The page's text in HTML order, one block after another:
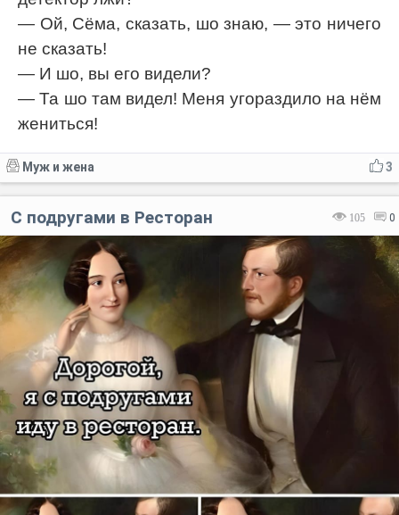
— Ой, Сёма, сказать, шо знаю, — это ничего
не сказать!
— И шо, вы его видели?
— Та шо там видел! Меня угораздило на нём
жениться!
3
Муж и жена
105 0
С подругами в Ресторан